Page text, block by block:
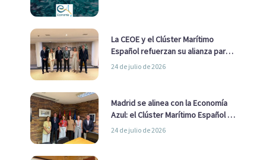
La CEOE y el Clúster Marítimo
Español refuerzan su alianza para
impulsar una estrategia Nacional
24 de julio de 2026
Madrid se alinea con la Economía
Azul: el Clúster Marítimo Español y
la Real Liga Naval avanzan alianzas
24 de julio de 2026